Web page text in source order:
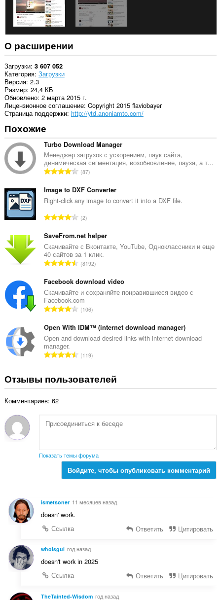
О расширении
Загрузки 3 607 052
Категория Загрузки
Версия 2.3
Размер 24,4 КБ
Обновлено 2 марта 2015 г.
Лицензионное соглашение Copyright 2015 flaviobayer
Страница поддержки http://ytd.anoniamto.com/
Похожие
Turbo Download Manager
Менеджер загрузок с ускорением, паук сайта,
динамическая сегментация, возобновление, пауза, а т...
В
е
г
о
е
н
о
к
:
87
Image to DXF Converter
Right-click any image to convert it into a DXF file.
В
е
г
о
о
е
н
о
к
:
2
SaveFrom.net helper
Скачивайте с Вконтакте, YouTube, Одноклассники и еще
40 сайтов за 1 клик.
В
е
г
о
о
е
н
о
к
8192
Facebook download video
Скачивайте и сохраняйте понравившиеся видео с
Facebook.com
В
е
г
о
е
н
:
106
Open With IDM™ (internet download manager)
Open and download desired links with internet download
manager.
В
г
ц
е
к
:
119
Отзывы пользователей
Комментариев: 62
Показать темы форума
Войдите, чтобы опубликовать комментарий
ismetsoner 11 месяцев назад
doesn' work.
Ссылка
Ответить Цитировать
whoisgui год назад
doesn't work in 2025
Ссылка
Ответить Цитировать
TheTainted-Wisdom год назад